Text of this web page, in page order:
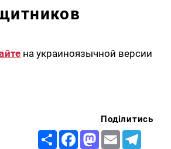
на украиноязычной версии
Поділитись
Share FacebookMastodon
Email